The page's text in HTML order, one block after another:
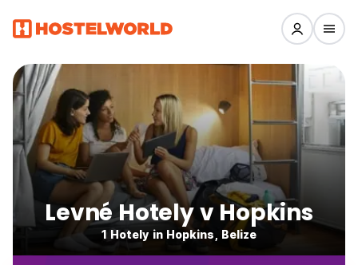
Levné Hotely v Hopkins
1 Hotely in Hopkins, Belize